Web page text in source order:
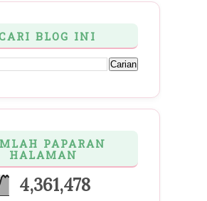
BLOG INI
PAPARAN
HALAMAN
4,361,478